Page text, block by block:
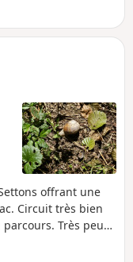
profiter pour
en passant
tourbières du
offrant une
Circuit très bien
Très peu